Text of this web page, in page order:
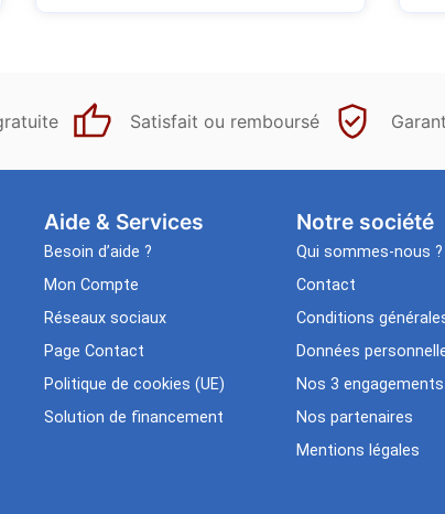
Satisfait ou remboursé
Aide & Services​
Besoin d’aide ?
Mon Compte
Réseaux sociaux
Page Contact
Politique de cookies (UE)
Solution de financement
Notre société
Qui sommes-nous ?
Contact
Conditions
Données
Nos 3 engagements
Nos partenaires
Mentions légales